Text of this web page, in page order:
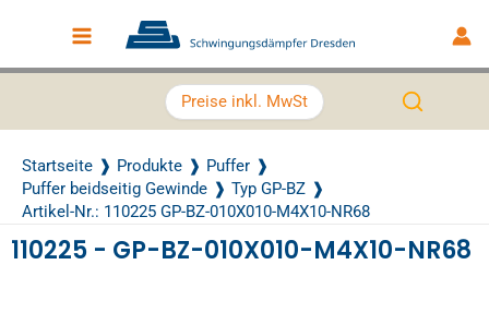
Main Menu
Preise inkl. MwSt
Startseite Produkte
Puffer
Puffer beidseitig Gewinde
Typ GP-BZ
Artikel-Nr.: 110225 GP-BZ-010X010-M4X10-NR68
110225 - GP-BZ-010X010-M4X10-NR68